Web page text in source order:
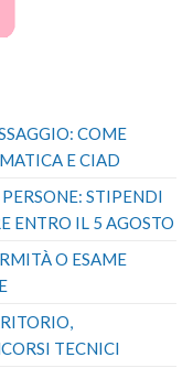
COME
E CIAD
STIPENDI
ENTRO IL 5 AGOSTO
O ESAME
TECNICI